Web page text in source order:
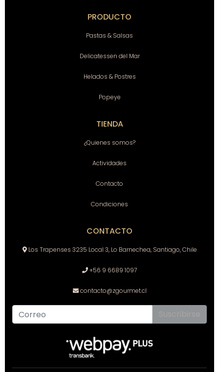
PRODUCTO
Pastas & Salsas
Delicatessen del Mar
Helados & Postres
Popeye
TIENDA
¿Quienes somos?
Actividades
Contacto
Condiciones
CONTACTO
Los Trapenses 3235 Local 3, Lo Barnechea, Santiago, Chile
+56 9 6689 1097
contacto@zgourmet.cl